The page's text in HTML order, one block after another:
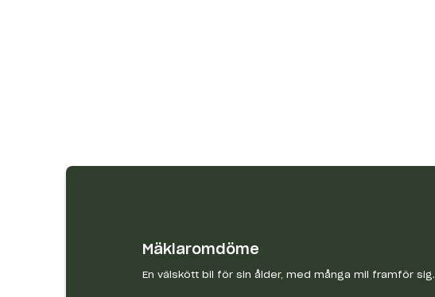
Mäklaromdöme
En välskött bil för sin ålder, med många mil framför sig.